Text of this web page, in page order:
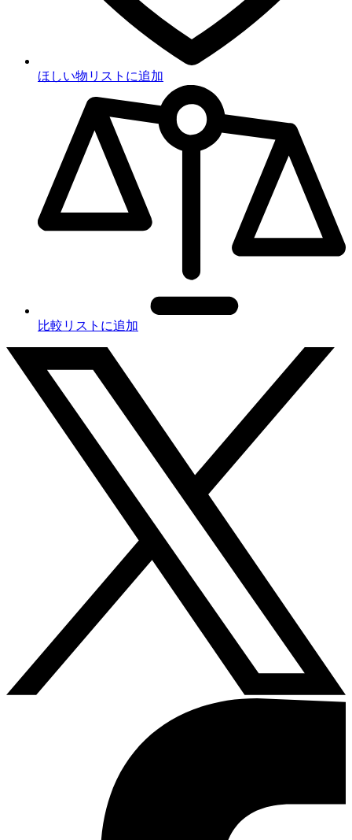
ほしい物リストに追加
比較リストに追加